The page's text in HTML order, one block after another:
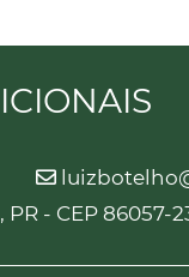
- CEP 86057-